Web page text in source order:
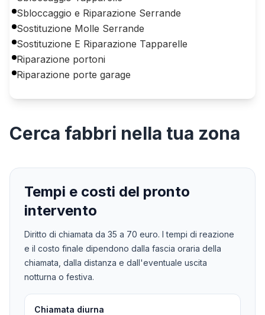
Sbloccaggio e Riparazione Serrande
Sostituzione Molle Serrande
Sostituzione E Riparazione Tapparelle
Riparazione portoni
Riparazione porte garage
Cerca fabbri nella tua zona
Tempi e costi del pronto
intervento
Diritto di chiamata da 35 a 70 euro. I tempi di reazione
e il costo finale dipendono dalla fascia oraria della
chiamata, dalla distanza e dall'eventuale uscita
notturna o festiva.
Chiamata diurna